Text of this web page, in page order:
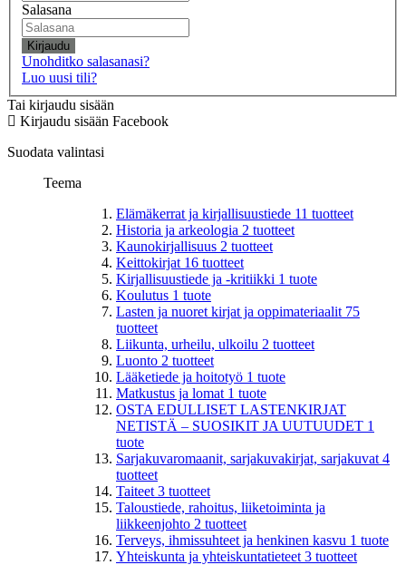
Salasana
Kirjaudu
Unohditko salasanasi?
Luo uusi tili?
Tai kirjaudu sisään
Kirjaudu sisään Facebook
Suodata valintasi
Teema
Elämäkerrat ja kirjallisuustiede 11 tuotteet
Historia ja arkeologia 2 tuotteet
Kaunokirjallisuus 2 tuotteet
Keittokirjat 16 tuotteet
Kirjallisuustiede ja -kritiikki 1 tuote
Koulutus 1 tuote
Lasten ja nuoret kirjat ja oppimateriaalit 75
tuotteet
Liikunta, urheilu, ulkoilu 2 tuotteet
Luonto 2 tuotteet
Lääketiede ja hoitotyö 1 tuote
Matkustus ja lomat 1 tuote
OSTA EDULLISET LASTENKIRJAT
NETISTÄ – SUOSIKIT JA UUTUUDET 1
tuote
Sarjakuvaromaanit, sarjakuvakirjat, sarjakuvat 4
tuotteet
Taiteet 3 tuotteet
Taloustiede, rahoitus, liiketoiminta ja
liikkeenjohto 2 tuotteet
Terveys, ihmissuhteet ja henkinen kasvu 1 tuote
Yhteiskunta ja yhteiskuntatieteet 3 tuotteet